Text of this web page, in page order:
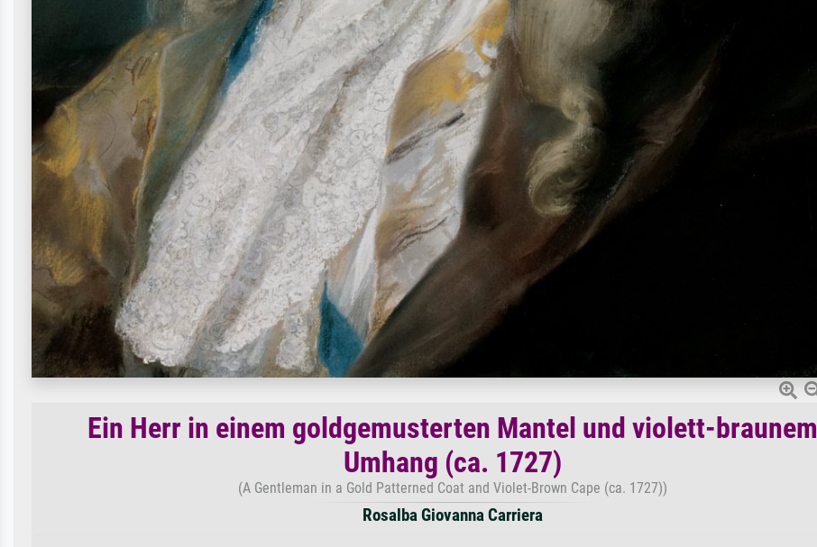
Ein Herr in einem goldgemusterten Mantel und violett-braunem
Umhang (ca. 1727)
(A Gentleman in a Gold Patterned Coat and Violet-Brown Cape (ca. 1727))
Rosalba Giovanna Carriera